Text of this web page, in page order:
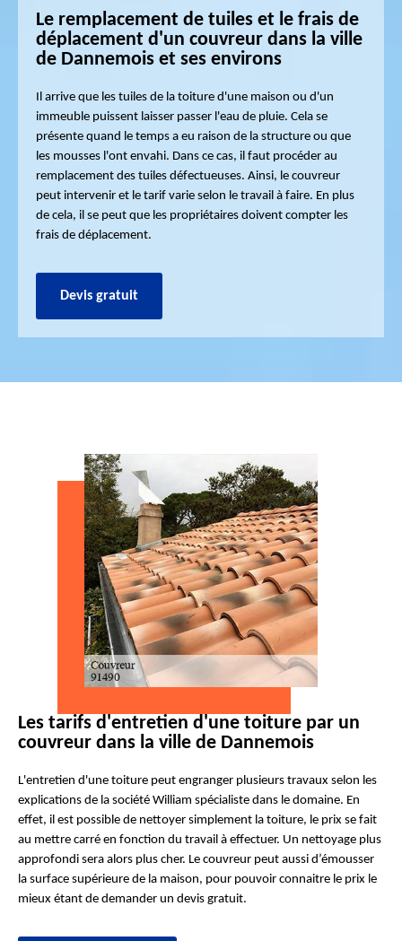
Le remplacement de tuiles et le frais de
déplacement d'un couvreur dans la ville
de Dannemois et ses environs
Il arrive que les tuiles de la toiture d'une maison ou d'un
immeuble puissent laisser passer l'eau de pluie. Cela se
présente quand le temps a eu raison de la structure ou que
les mousses l'ont envahi. Dans ce cas, il faut procéder au
remplacement des tuiles défectueuses. Ainsi, le couvreur
peut intervenir et le tarif varie selon le travail à faire. En plus
de cela, il se peut que les propriétaires doivent compter les
frais de déplacement.
Devis gratuit
Les tarifs d'entretien d'une toiture par un
couvreur dans la ville de Dannemois
L'entretien d'une toiture peut engranger plusieurs travaux selon les
explications de la société William spécialiste dans le domaine. En
effet, il est possible de nettoyer simplement la toiture, le prix se fait
au mettre carré en fonction du travail à effectuer. Un nettoyage plus
approfondi sera alors plus cher. Le couvreur peut aussi d’émousser
la surface supérieure de la maison, pour pouvoir connaitre le prix le
mieux étant de demander un devis gratuit.